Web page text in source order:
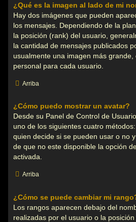
¿Qué es la imagen al lado de mi
Hay dos imágenes que pueden
los mensajes. Dependiendo de la
la posición (rank) del usuario,
la cantidad de mensajes publicados
usualmente una imagen más
personal para cada usuario.
Arriba
¿Cómo puedo mostrar un avatar?
Desde su Panel de Control de
uno de los siguientes cuatro
quien decide si se pueden usar o no
de que no este disponible la opción
activada.
Arriba
¿Cómo se puede cambiar mi
Los rangos aparecen debajo del
realizadas por el usuario o la